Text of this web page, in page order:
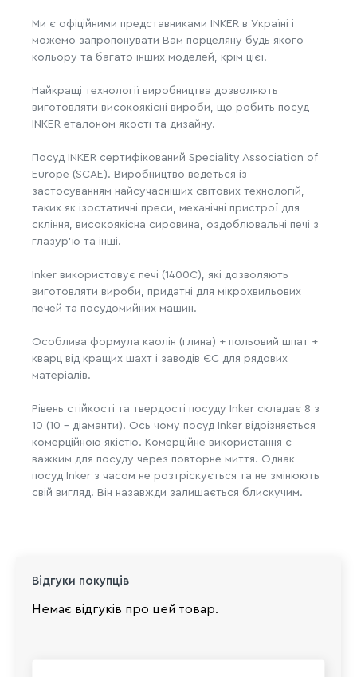
Ми є офіційними представниками INKER в Україні і
можемо запропонувати Вам порцеляну будь якого
кольору та багато інших моделей, крім цієї.
Найкращі технології виробництва дозволяють
виготовляти високоякісні вироби, що робить посуд
INKER еталоном якості та дизайну.
Посуд INKER сертифікований Speciality Association of
Europe (SCAE). Виробництво ведеться із
застосуванням найсучасніших світових технологій,
таких як ізостатичні преси, механічні пристрої для
скління, високоякісна сировина, оздоблювальні печі з
глазур'ю та інші.
Inker використовує печі (1400C), які дозволяють
виготовляти вироби, придатні для мікрохвильових
печей та посудомийних машин.
Особлива формула каолін (глина) + польовий шпат +
кварц від кращих шахт і заводів ЄС для рядових
матеріалів.
Рівень стійкості та твердості посуду Inker складає 8 з
10 (10 - діаманти). Ось чому посуд Inker відрізняється
комерційною якістю. Комерційне використання є
важким для посуду через повторне миття. Однак
посуд Inker з часом не розтріскується та не змінюють
свій вигляд. Він назавжди залишається блискучим.
Відгуки покупців
Немає відгуків про цей товар.